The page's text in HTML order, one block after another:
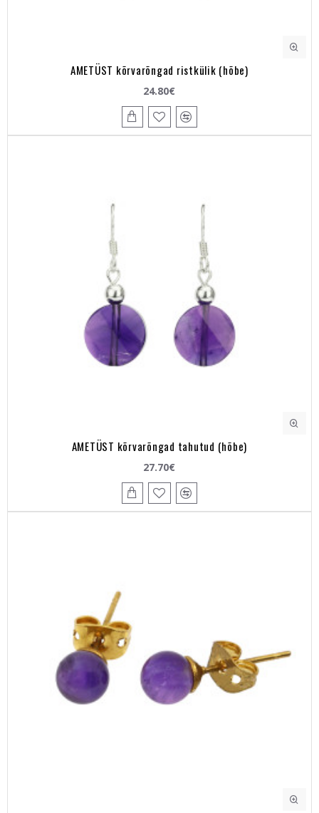
AMETÜST kõrvarõngad ristkülik (hõbe)
24.80€
AMETÜST kõrvarõngad tahutud (hõbe)
27.70€